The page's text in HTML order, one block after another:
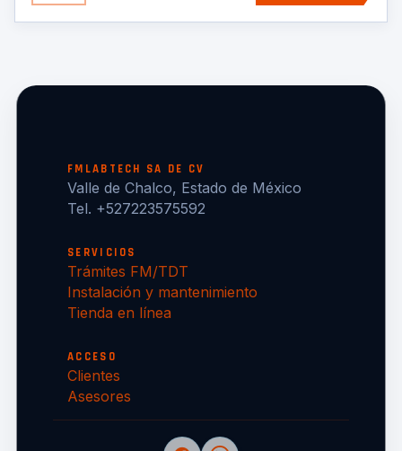
FMLABTECH SA DE CV
Valle de Chalco, Estado de México
Tel. +527223575592
SERVICIOS
Trámites FM/TDT
Instalación y mantenimiento
Tienda en línea
ACCESO
Clientes
Asesores